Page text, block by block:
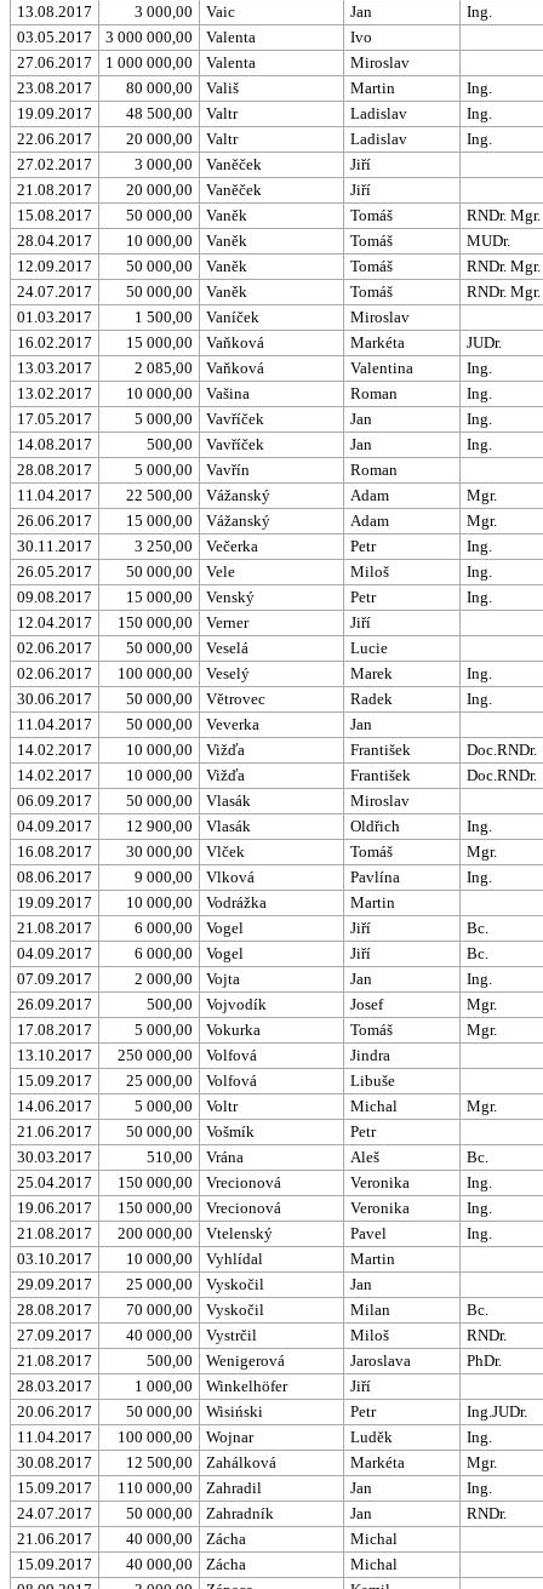
13.08.2017
3 000,00 Vaic Jan
Ing.
03.05.2017
3 000 000,00 Valenta
Ivo
27.06.2017
1 000 000,00 Valenta
Miroslav
23.08.2017
80 000,00 Vališ Martin
Ing.
19.09.2017
48 500,00 Valtr Ladislav
Ing.
22.06.2017
20 000,00 Valtr Ladislav
Ing.
27.02.2017
3 000,00 Vaněček
Jiří
21.08.2017
20 000,00 Vaněček
Jiří
15.08.2017
50 000,00 Vaněk Tomáš
RNDr. Mgr.
28.04.2017
10 000,00 Vaněk Tomáš
MUDr.
12.09.2017
50 000,00 Vaněk Tomáš
RNDr. Mgr.
24.07.2017
50 000,00 Vaněk Tomáš
RNDr. Mgr.
01.03.2017
1 500,00 Vaníček
Miroslav
16.02.2017
15 000,00 Vaňková Markéta
JUDr.
13.03.2017
2 085,00 Vaňková Valentina
Ing.
13.02.2017
10 000,00 Vašina Roman
Ing.
17.05.2017
5 000,00 Vavříček Jan
Ing.
14.08.2017
500,00 Vavříček Jan
Ing.
28.08.2017
5 000,00 Vavřín
Roman
11.04.2017
22 500,00 Vážanský Adam
Mgr.
26.06.2017
15 000,00 Vážanský Adam
Mgr.
30.11.2017
3 250,00 Večerka Petr
Ing.
26.05.2017
50 000,00 Vele Miloš
Ing.
09.08.2017
15 000,00 Venský Petr
Ing.
12.04.2017
150 000,00 Verner
Jiří
02.06.2017
50 000,00 Veselá
Lucie
02.06.2017
100 000,00 Veselý Marek
Ing.
30.06.2017
50 000,00 Větrovec Radek
Ing.
11.04.2017
50 000,00 Veverka
Jan
14.02.2017
10 000,00 Vižďa František
Doc.RNDr.
14.02.2017
10 000,00 Vižďa František
Doc.RNDr.
06.09.2017
50 000,00 Vlasák
Miroslav
04.09.2017
12 900,00 Vlasák Oldřich
Ing.
16.08.2017
30 000,00 Vlček Tomáš
Mgr.
08.06.2017
9 000,00 Vlková Pavlína
Ing.
19.09.2017
10 000,00 Vodrážka
Martin
21.08.2017
6 000,00 Vogel Jiří
Bc.
04.09.2017
6 000,00 Vogel Jiří
Bc.
07.09.2017
2 000,00 Vojta Jan
Ing.
26.09.2017
500,00 Vojvodík Josef
Mgr.
17.08.2017
5 000,00 Vokurka Tomáš
Mgr.
13.10.2017
250 000,00 Volfová
Jindra
15.09.2017
25 000,00 Volfová
Libuše
14.06.2017
5 000,00 Voltr Michal
Mgr.
21.06.2017
50 000,00 Vošmík
Petr
30.03.2017
510,00 Vrána Aleš
Bc.
25.04.2017
150 000,00 Vrecionová Veronika
Ing.
19.06.2017
150 000,00 Vrecionová Veronika
Ing.
21.08.2017
200 000,00 Vtelenský Pavel
Ing.
03.10.2017
10 000,00 Vyhlídal
Martin
29.09.2017
25 000,00 Vyskočil
Jan
28.08.2017
70 000,00 Vyskočil Milan
Bc.
27.09.2017
40 000,00 Vystrčil Miloš
RNDr.
21.08.2017
500,00 Wenigerová Jaroslava
PhDr.
28.03.2017
1 000,00 Winkelhöfer
Jiří
20.06.2017
50 000,00 Wisiński Petr
Ing.JUDr.
11.04.2017
100 000,00 Wojnar Luděk
Ing.
30.08.2017
12 500,00 Zahálková Markéta
Mgr.
15.09.2017
110 000,00 Zahradil Jan
Ing.
24.07.2017
50 000,00 Zahradník Jan
RNDr.
21.06.2017
40 000,00 Zácha
Michal
15.09.2017
40 000,00 Zácha
Michal